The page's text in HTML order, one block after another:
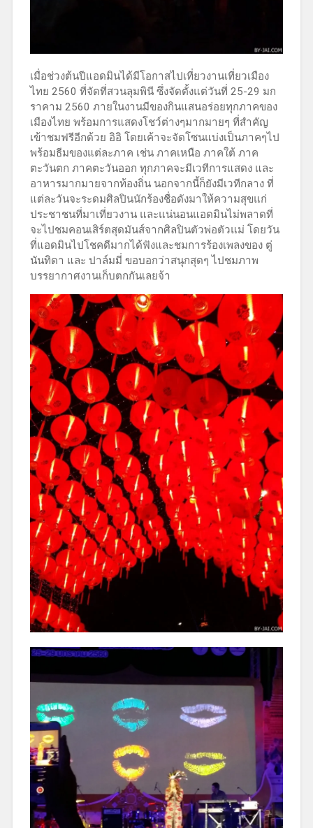
เมื่อช่วงต้นปีแอดมินได้มีโอกาสไปเที่ยวงานเที่ยวเมือง
ไทย 2560 ที่จัดที่สวนลุมพินี ซึ่งจัดตั้งแต่วันที่ 25-29 มก
ราคาม 2560 ภายในงานมีของกินแสนอร่อยทุกภาคของ
เมืองไทย พร้อมการแสดงโชว์ต่างๆมากมายๆ ที่สำคัญ
เข้าชมฟรีอีกด้วย อิอิ โดยเค้าจะจัดโซนแบ่งเป็นภาคๆไป
พร้อมธีมของแต่ละภาค เช่น ภาคเหนือ ภาคใต้ ภาค
ตะวันตก ภาคตะวันออก ทุกภาคจะมีเวทีการแสดง และ
อาหารมากมายจากท้องถิ่น นอกจากนี้ก็ยังมีเวทีกลาง ที่
แต่ละวันจะระดมศิลปินนักร้องชื่อดังมาให้ความสุขแก่
ประชาชนที่มาเที่ยวงาน และแน่นอนแอดมินไม่พลาดที่
จะไปชมคอนเสิร์ตสุดมันส์จากศิลปินตัวพ่อตัวแม่ โดยวัน
ที่แอดมินไปโชคดีมากได้ฟังและชมการร้องเพลงของ ตู่
นันทิดา และ ปาล์มมี่ ขอบอกว่าสนุกสุดๆ ไปชมภาพ
บรรยากาศงานเก็บตกกันเลยจ้า